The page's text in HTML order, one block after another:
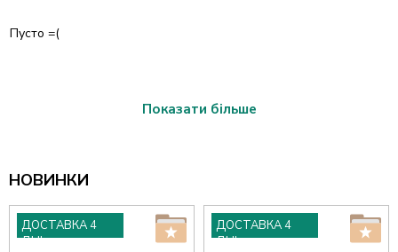
Пусто =(
Показати більше
НОВИНКИ
ДОСТАВКА 4
ДНІ
ДОСТАВКА 4
ДНІ